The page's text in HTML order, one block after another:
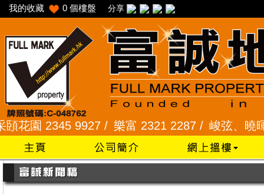
我的收藏 0 個樓盤 分享
2345 9927 /樂富 2321 2287 /峻弦、曉暉花園